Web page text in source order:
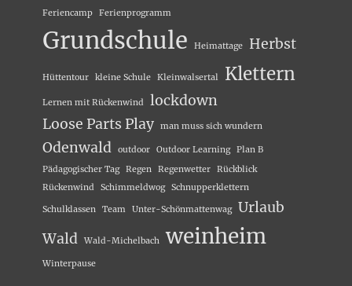
Feriencamp Ferienprogramm
Grundschule Heimattage Herbst
Hüttentour kleine Schule Kleinwalsertal Klettern
Lernen mit Rückenwind
lockdown
Loose Parts Play
man muss sich wundern
Odenwald outdoor Outdoor Learning
Plan B
Pädagogischer Tag
Regen Regenwetter
Rückblick
Rückenwind
Schimmeldwog Schnupperklettern
Schulklassen Team Unter-Schönmattenwag
Urlaub
Wald
Wald-Michelbach weinheim
Winterpause